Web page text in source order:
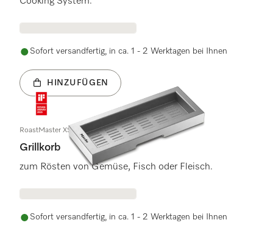
Sofort versandfertig, in ca. 1 - 2 Werktagen bei Ihnen
HINZUFÜGEN
RoastMaster XS
Grillkorb
zum Rösten von Gemüse, Fisch oder Fleisch.
Sofort versandfertig, in ca. 1 - 2 Werktagen bei Ihnen